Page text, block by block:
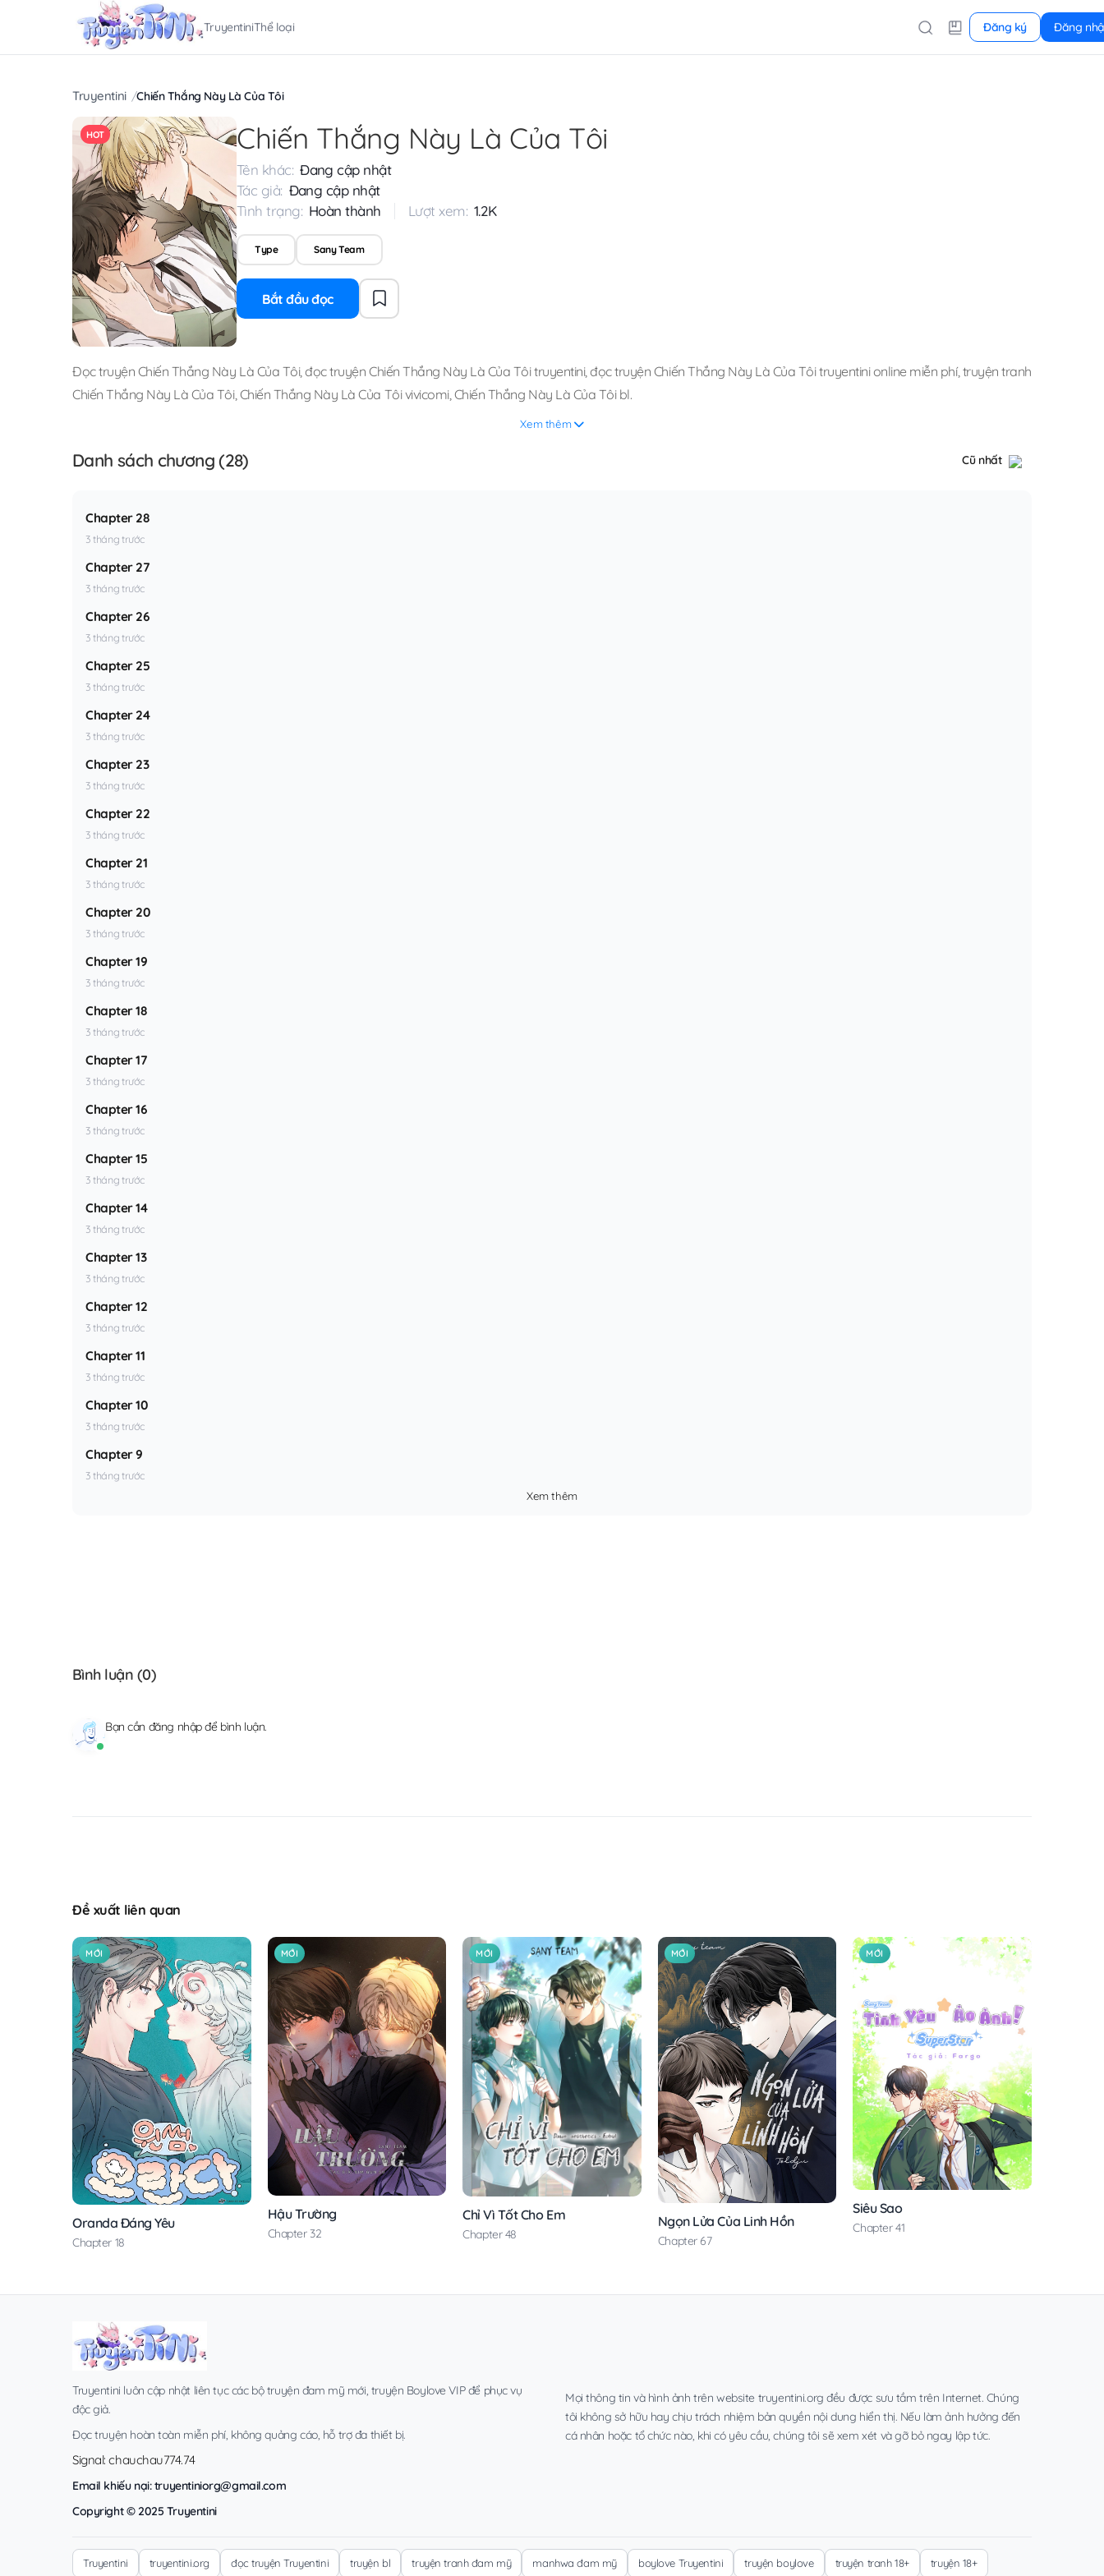
TruyentiniThể loại Đăng ký Đăng
Truyentini Chiến Thắng Này Là Của Tôi
HOT Chiến Thắng Này Là Của Tôi
Tên khác: Đang cập nhật
Tác giả: Đang cập nhật
Tình trạng: Hoàn thành Lượt xem: 1.2K
Type Sany Team
Bắt đầu đọc
Đọc truyện Chiến Thắng Này Là Của Tôi,đọc truyện Chiến Thắng Này Là Của Tôi truyentini,đọc truyện Chiến Thắng Này Là Của Tôi truyentini online miễn phí,truyện tranh
Chiến Thắng Này Là Của Tôi,Chiến Thắng Này Là Của Tôi vivicomi,Chiến Thắng Này Là Của Tôi bl.
Xem thêm
Danh sách chương (28) Cũ nhất
Chapter 28
3 tháng trước
Chapter 27
3 tháng trước
Chapter 26
3 tháng trước
Chapter 25
3 tháng trước
Chapter 24
3 tháng trước
Chapter 23
3 tháng trước
Chapter 22
3 tháng trước
Chapter 21
3 tháng trước
Chapter 20
3 tháng trước
Chapter 19
3 tháng trước
Chapter 18
3 tháng trước
Chapter 17
3 tháng trước
Chapter 16
3 tháng trước
Chapter 15
3 tháng trước
Chapter 14
3 tháng trước
Chapter 13
3 tháng trước
Chapter 12
3 tháng trước
Chapter 11
3 tháng trước
Chapter 10
3 tháng trước
Chapter 9
3 tháng trước
Xem thêm
Bình luận (0)
Bạn cần đăng nhậpđể bình luận.
Đề xuất liên quan
MỚI
Oranda Đáng Yêu
Chapter 18
MỚI
Hậu Trường
Chapter 32
MỚI
Chỉ Vì Tốt Cho Em
Chapter 48
MỚI
Ngọn Lửa Của Linh Hồn
Chapter 67
MỚI
Siêu Sao
Chapter 41
Truyentini luôn cập nhật liên tục các bộ truyện đam mỹ mới, truyện Boylove VIP để phục vụ
độc giả.
Đọc truyện hoàn toàn miễn phí, không quảng cáo, hỗ trợ đa thiết bị.
Signal: chauchau774.74
Email khiếu nại:truyentiniorg@gmail.com
Copyright © 2025 Truyentini
Mọi thông tin và hình ảnh trên website truyentini.org đều được sưu tầm trên Internet. Chúng
tôi không sở hữu hay chịu trách nhiệm bản quyền nội dung hiển thị. Nếu làm ảnh hưởng đến
cá nhân hoặc tổ chức nào, khi có yêu cầu, chúng tôi sẽ xem xét và gỡ bỏ ngay lập tức.
Truyentini truyentini.org đọc truyện Truyentini truyện bl truyện tranh đam mỹ manhwa đam mỹ boylove Truyentini truyện boylove truyện tranh 18+ truyện 18+